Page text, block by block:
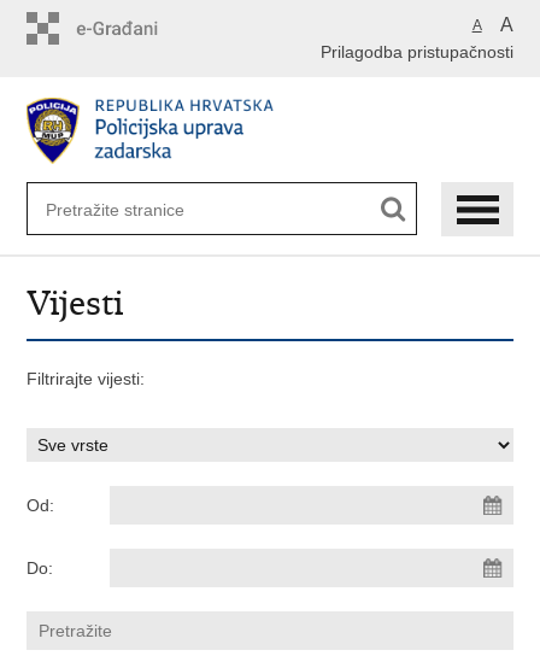
A A
Prilagodba pristupačnosti
Vijesti
Filtrirajte vijesti:
Od:
Do: